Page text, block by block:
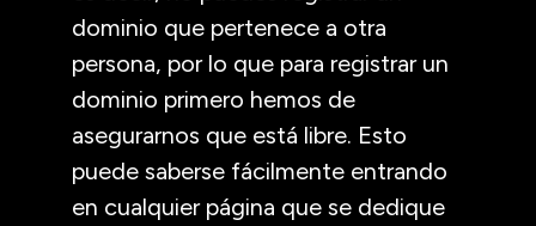
dominio que pertenece a otra
persona, por lo que para registrar un
dominio primero hemos de
asegurarnos que está libre. Esto
puede saberse fácilmente entrando
en cualquier página que se dedique